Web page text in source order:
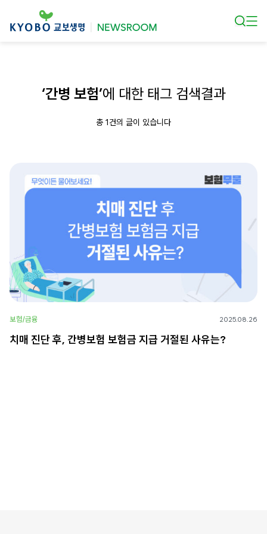
‘간병 보험’에 대한 태그 검색결과
총 1건의 글이 있습니다
보험/금융 2025.08.26
치매 진단 후, 간병보험 보험금 지급 거절된 사유는?